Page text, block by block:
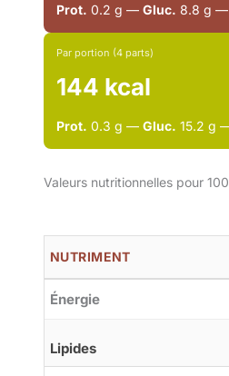
Prot. 0.2 g — Gluc. 8.8 g —
Par portion (4 parts)
144 kcal
Prot. 0.3 g — Gluc. 15.2 g
Valeurs nutritionnelles pour
NUTRIMENT
Énergie
Lipides